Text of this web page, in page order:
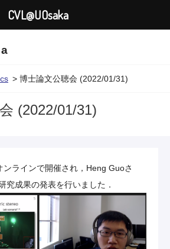
> 博士論文公聴会 (2022/01/31)
(2022/01/31)
ンラインで開催され，Heng Guoさ
究成果の発表を行いました．
CVL@UOsaka